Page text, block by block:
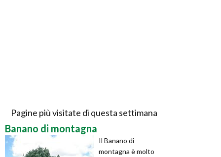
Pagine più visitate di questa settimana
Banano di montagna
Il Banano di
montagna è molto